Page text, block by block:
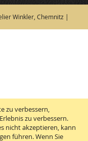
Winkler, Chemnitz |
zu verbessern,
zu verbessern.
nicht akzeptieren, kann
führen. Wenn Sie